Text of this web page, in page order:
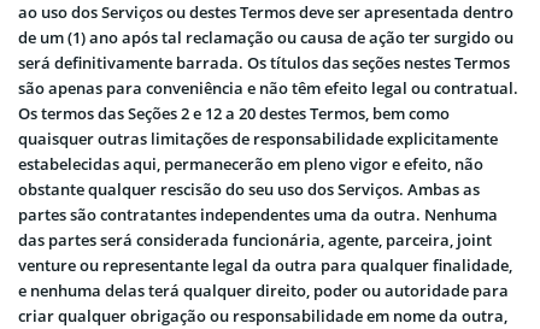
ao uso dos Serviços ou destes Termos deve ser apresentada dentro
de um (1) ano após tal reclamação ou causa de ação ter surgido ou
será definitivamente barrada. Os títulos das seções nestes Termos
são apenas para conveniência e não têm efeito legal ou contratual.
Os termos das Seções 2 e 12 a 20 destes Termos, bem como
quaisquer outras limitações de responsabilidade explicitamente
estabelecidas aqui, permanecerão em pleno vigor e efeito, não
obstante qualquer rescisão do seu uso dos Serviços. Ambas as
partes são contratantes independentes uma da outra. Nenhuma
das partes será considerada funcionária, agente, parceira, joint
venture ou representante legal da outra para qualquer finalidade,
e nenhuma delas terá qualquer direito, poder ou autoridade para
criar qualquer obrigação ou responsabilidade em nome da outra,